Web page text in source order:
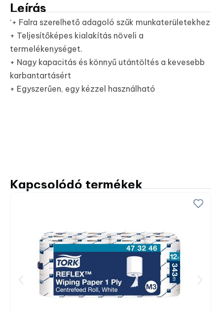
Leírás
‘+ Falra szerelhető adagoló szűk munkaterületekhez
+ Teljesítőképes kialakítás növeli a
termelékenységet.
+ Nagy kapacitás és könnyű utántöltés a kevesebb
karbantartásért
+ Egyszerűen, egy kézzel használható
Kapcsolódó termékek